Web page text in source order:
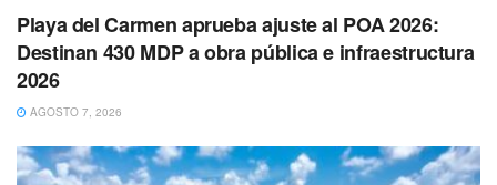
Playa del Carmen aprueba ajuste al POA 2026:
Destinan 430 MDP a obra pública e infraestructura
2026
AGOSTO 7, 2026